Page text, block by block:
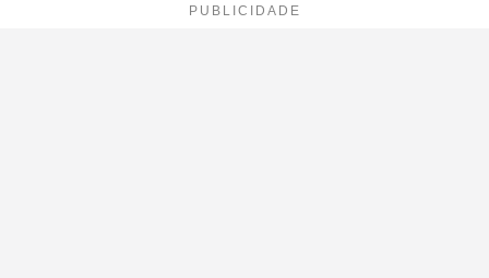
PUBLICIDADE